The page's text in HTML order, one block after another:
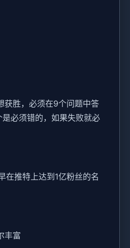
获胜，必须在9个问题中答
必须错的，如果失败就必
在推特上达到1亿粉丝的名
丰富